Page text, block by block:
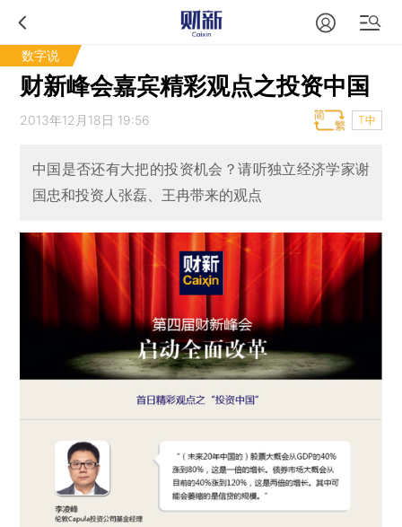
数字说
财新峰会嘉宾精彩观点之投资中国
2013年12月18日 19:56 T中
中国是否还有大把的投资机会？请听独立经济学家谢
国忠和投资人张磊、王冉带来的观点